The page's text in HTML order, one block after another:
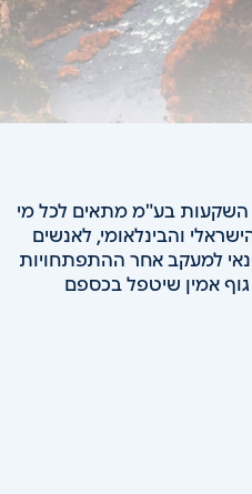
השקעות בע"מ מתאים לכל מי
והבינלאומי, לאנשים
למעקב אחר ההתפתחויות
אמין שיטפל בכספם